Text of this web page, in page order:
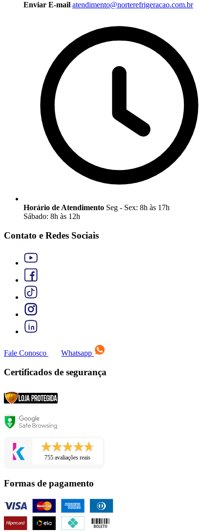
Enviar E-mail atendimento@norterefrigeracao.com.br
Horário de Atendimento Seg - Sex: 8h às 17h
Sábado: 8h às 12h
Contato e Redes Sociais
Fale Conosco Whatsapp
Certificados de segurança
755 avaliações reais
Formas de pagamento